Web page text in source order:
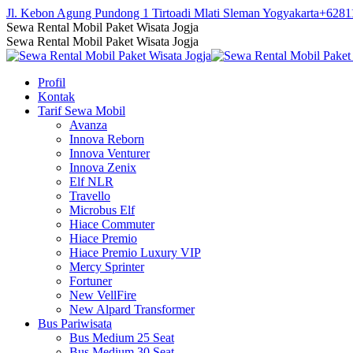
Skip
to
content
Jl. Kebon Agung Pundong 1 Tirtoadi Mlati Sleman Yogyakarta
Facebook
page
opens
new
window
Twitter
page
opens
new
window
Instagram
page
opens
new
window
YouTube
page
opens
new
window
Sewa Rental Mobil Paket Wisata Jogja
Sewa Rental Mobil Paket Wisata Jogja
Profil
Kontak
Tarif Sewa Mobil
Avanza
Innova Reborn
Innova Venturer
Innova Zenix
Elf NLR
Travello
Microbus Elf
Hiace Commuter
Hiace Premio
Hiace Premio Luxury VIP
Mercy Sprinter
Fortuner
New VellFire
New Alpard Transformer
Bus Pariwisata
Bus Medium 25 Seat